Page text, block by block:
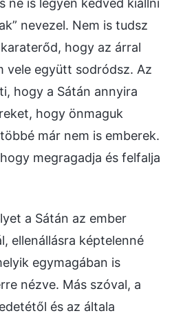
nevezel. Nem is tudsz
hogy az árral
vele együtt sodródsz. Az
hogy a Sátán annyira
hogy önmaguk
már nem is emberek.
megragadja és felfalja
a Sátán az ember
ellenállásra képtelenné
egymagában is
nézve. Más szóval, a
és az általa